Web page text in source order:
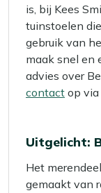
is, bij Kees
tuinstoelen
gebruik van
maak snel en
advies over
contact op
Uitgelicht:
Het
gemaakt van